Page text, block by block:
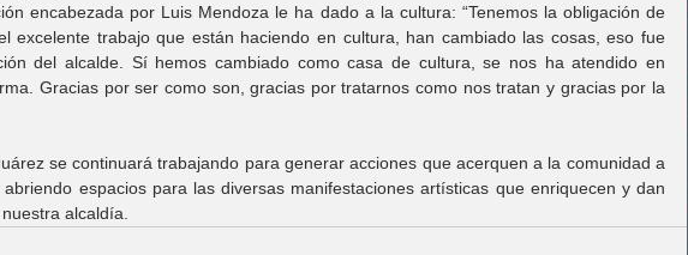
encabezada por Luis Mendoza le ha dado a la cultura: “Tenemos la obligación de
excelente trabajo que están haciendo en cultura, han cambiado las cosas, eso fue
del alcalde. Sí hemos cambiado como casa de cultura, se nos ha atendido en
Gracias por ser como son, gracias por tratarnos como nos tratan y gracias por la
se continuará trabajando para generar acciones que acerquen a la comunidad a
espacios para las diversas manifestaciones artísticas que enriquecen y dan
alcaldía.